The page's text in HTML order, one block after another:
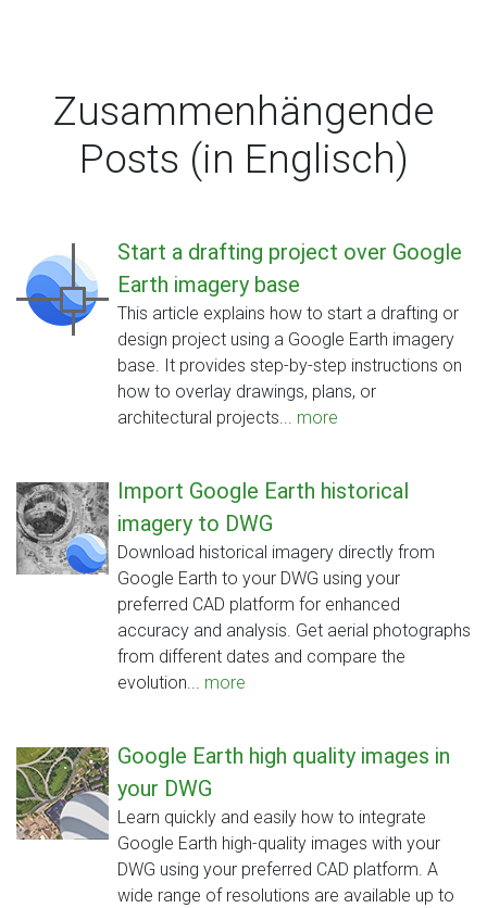
Zusammenhängende
Posts (in Englisch)
Start a drafting project over Google
Earth imagery base
This article explains how to start a drafting or
design project using a Google Earth imagery
base. It provides step-by-step instructions on
how to overlay drawings, plans, or
architectural projects... more
Import Google Earth historical
imagery to DWG
Download historical imagery directly from
Google Earth to your DWG using your
preferred CAD platform for enhanced
accuracy and analysis. Get aerial photographs
from different dates and compare the
evolution... more
Google Earth high quality images in
your DWG
Learn quickly and easily how to integrate
Google Earth high-quality images with your
DWG using your preferred CAD platform. A
wide range of resolutions are available up to